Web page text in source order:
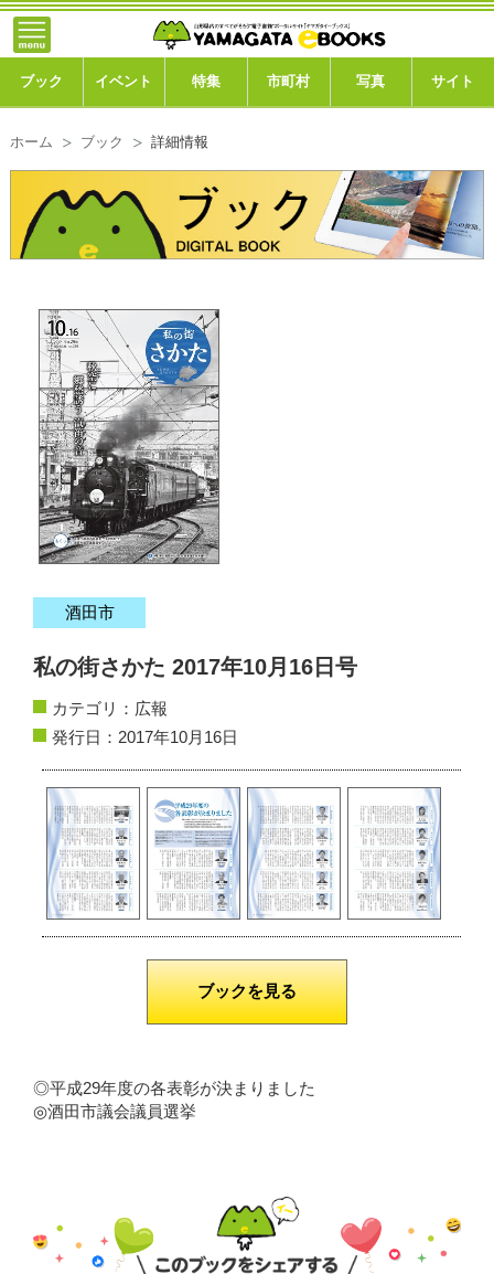
ブック イベント 特集 市町村 写真 サイト
ホーム ブック 詳細情報
酒田市
私の街さかた 2017年10月16日号
カテゴリ： 広報
発行日：2017年10月16日
ブックを見る
◎平成29年度の各表彰が決まりました
◎酒田市議会議員選挙
トップ
ブック
市町村
このサイトについて
運営会社
ご利用ガイド
よくある質問
サイトマップ
個人情報保護方針
動作環境
リンク集
}; -->